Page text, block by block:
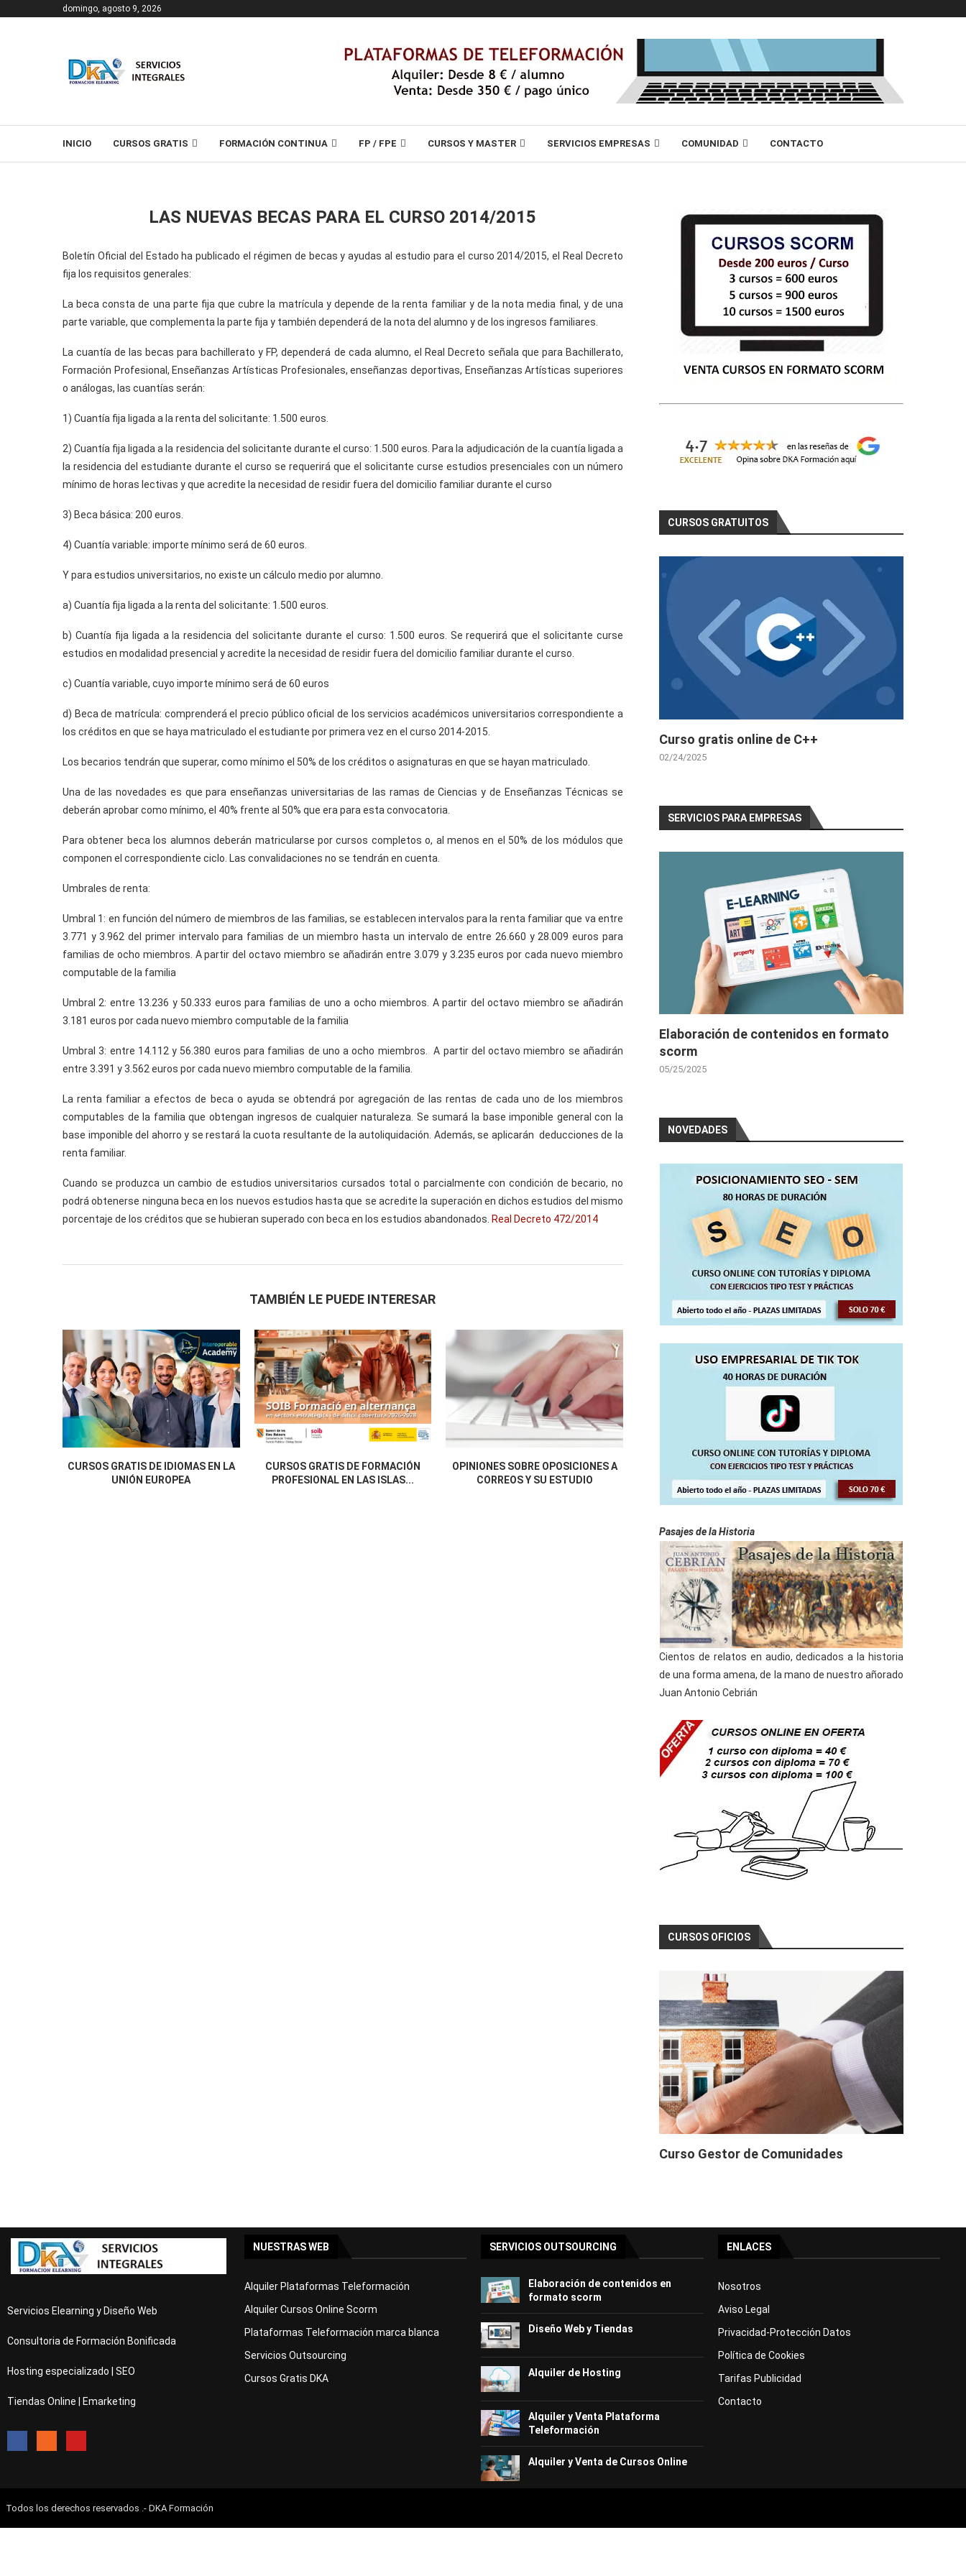
domingo, agosto 9, 2026
INICIO CURSOS GRATIS FORMACIÓN CONTINUA FP / FPE CURSOS Y MASTER SERVICIOS EMPRESAS COMUNIDAD CONTACTO
LAS NUEVAS BECAS PARA EL CURSO 2014/2015
Boletín Oficial del Estado ha publicado el régimen de becas y ayudas al estudio para el curso 2014/2015, el Real Decreto
fija los requisitos generales:
La beca consta de una parte fija que cubre la matrícula y depende de la renta familiar y de la nota media final, y de una
parte variable, que complementa la parte fija y también dependerá de la nota del alumno y de los ingresos familiares.
La cuantía de las becas para bachillerato y FP, dependerá de cada alumno, el Real Decreto señala que para Bachillerato,
Formación Profesional, Enseñanzas Artísticas Profesionales, enseñanzas deportivas, Enseñanzas Artísticas superiores
o análogas, las cuantías serán:
1) Cuantía fija ligada a la renta del solicitante: 1.500 euros.
2) Cuantía fija ligada a la residencia del solicitante durante el curso: 1.500 euros. Para la adjudicación de la cuantía ligada a
la residencia del estudiante durante el curso se requerirá que el solicitante curse estudios presenciales con un número
mínimo de horas lectivas y que acredite la necesidad de residir fuera del domicilio familiar durante el curso
3) Beca básica: 200 euros.
4) Cuantía variable: importe mínimo será de 60 euros.
Y para estudios universitarios, no existe un cálculo medio por alumno.
a) Cuantía fija ligada a la renta del solicitante: 1.500 euros.
b) Cuantía fija ligada a la residencia del solicitante durante el curso: 1.500 euros. Se requerirá que el solicitante curse
estudios en modalidad presencial y acredite la necesidad de residir fuera del domicilio familiar durante el curso.
c) Cuantía variable, cuyo importe mínimo será de 60 euros
d) Beca de matrícula: comprenderá el precio público oficial de los servicios académicos universitarios correspondiente a
los créditos en que se haya matriculado el estudiante por primera vez en el curso 2014-2015.
Los becarios tendrán que superar, como mínimo el 50% de los créditos o asignaturas en que se hayan matriculado.
Una de las novedades es que para enseñanzas universitarias de las ramas de Ciencias y de Enseñanzas Técnicas se
deberán aprobar como mínimo, el 40% frente al 50% que era para esta convocatoria.
Para obtener beca los alumnos deberán matricularse por cursos completos o, al menos en el 50% de los módulos que
componen el correspondiente ciclo. Las convalidaciones no se tendrán en cuenta.
Umbrales de renta:
Umbral 1: en función del número de miembros de las familias, se establecen intervalos para la renta familiar que va entre
3.771 y 3.962 del primer intervalo para familias de un miembro hasta un intervalo de entre 26.660 y 28.009 euros para
familias de ocho miembros. A partir del octavo miembro se añadirán entre 3.079 y 3.235 euros por cada nuevo miembro
computable de la familia
Umbral 2: entre 13.236 y 50.333 euros para familias de uno a ocho miembros. A partir del octavo miembro se añadirán
3.181 euros por cada nuevo miembro computable de la familia
Umbral 3: entre 14.112 y 56.380 euros para familias de uno a ocho miembros. A partir del octavo miembro se añadirán
entre 3.391 y 3.562 euros por cada nuevo miembro computable de la familia.
La renta familiar a efectos de beca o ayuda se obtendrá por agregación de las rentas de cada uno de los miembros
computables de la familia que obtengan ingresos de cualquier naturaleza. Se sumará la base imponible general con la
base imponible del ahorro y se restará la cuota resultante de la autoliquidación. Además, se aplicarán deducciones de la
renta familiar.
Cuando se produzca un cambio de estudios universitarios cursados total o parcialmente con condición de becario, no
podrá obtenerse ninguna beca en los nuevos estudios hasta que se acredite la superación en dichos estudios del mismo
porcentaje de los créditos que se hubieran superado con beca en los estudios abandonados. Real Decreto 472/2014
TAMBIÉN LE PUEDE INTERESAR
CURSOS GRATIS DE IDIOMAS EN LA
UNIÓN EUROPEA
CURSOS GRATIS DE FORMACIÓN
PROFESIONAL EN LAS ISLAS...
OPINIONES SOBRE OPOSICIONES A
CORREOS Y SU ESTUDIO
CURSOS GRATUITOS
Curso gratis online de C++
02/24/2025
SERVICIOS PARA EMPRESAS
Elaboración de contenidos en formato
scorm
05/25/2025
NOVEDADES
Pasajes de la Historia
Cientos de relatos en audio, dedicados a la historia
de una forma amena, de la mano de nuestro añorado
Juan Antonio Cebrián
CURSOS OFICIOS
Curso Gestor de Comunidades
Servicios Elearning y Diseño Web
Consultoria de Formación Bonificada
Hosting especializado | SEO
Tiendas Online | Emarketing
NUESTRAS WEB
Alquiler Plataformas Teleformación
Alquiler Cursos Online Scorm
Plataformas Teleformación marca blanca
Servicios Outsourcing
Cursos Gratis DKA
SERVICIOS OUTSOURCING
Elaboración de contenidos en
formato scorm
Diseño Web y Tiendas
Alquiler de Hosting
Alquiler y Venta Plataforma
Teleformación
Alquiler y Venta de Cursos Online
ENLACES
Nosotros
Aviso Legal
Privacidad-Protección Datos
Política de Cookies
Tarifas Publicidad
Contacto
Todos los derechos reservados .- DKA Formación